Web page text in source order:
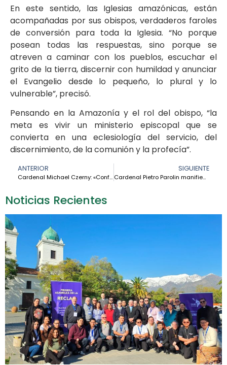
Noticias Recientes
En este sentido, las Iglesias amazónicas, están
acompañadas por sus obispos, verdaderos faroles
de conversión para toda la Iglesia. “No porque
posean todas las respuestas, sino porque se
atreven a caminar con los pueblos, escuchar el
grito de la tierra, discernir con humildad y anunciar
el Evangelio desde lo pequeño, lo plural y lo
vulnerable”, precisó.
Pensando en la Amazonía y el rol del obispo, “la
meta es vivir un ministerio episcopal que se
convierta en una eclesiología del servicio, del
discernimiento, de la comunión y la profecía”.
ANTERIOR
Cardenal Michael Czerny: «Conferencia Eclesial de la Amazonía es un ámbito de sinodalización que Latinoamérica ofrece a la Iglesia universal»
SIGUIENTE
Cardenal Pietro Parolin manifiesta la gratitud del Papa a los obispos de la Amazonía